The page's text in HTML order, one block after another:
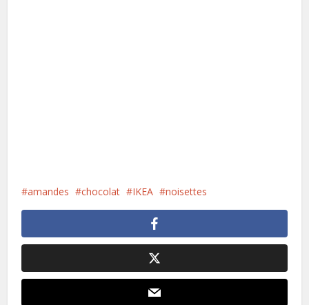
amandes chocolat IKEA noisettes